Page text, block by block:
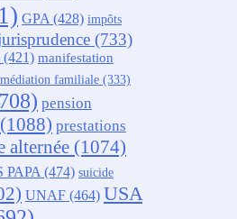
GPA (428) impôts
(733)
(421) manifestation
médiation familiale (333)
pension
(1088) prestations
alternée (1074)
PAPA (474) suicide
UNAF (464) USA